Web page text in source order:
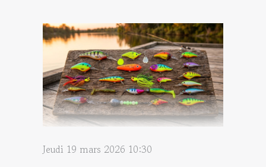
Jeudi 19 mars 2026 10:30